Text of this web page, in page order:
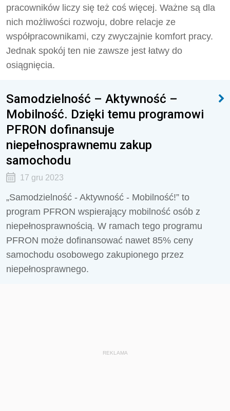
pracowników liczy się też coś więcej. Ważne są dla
nich możliwości rozwoju, dobre relacje ze
współpracownikami, czy zwyczajnie komfort pracy.
Jednak spokój ten nie zawsze jest łatwy do
osiągnięcia.
Samodzielność – Aktywność –
Mobilność. Dzięki temu programowi
PFRON dofinansuje
niepełnosprawnemu zakup
samochodu
17 gru 2023
„Samodzielność - Aktywność - Mobilność!” to
program PFRON wspierający mobilność osób z
niepełnosprawnością. W ramach tego programu
PFRON może dofinansować nawet 85% ceny
samochodu osobowego zakupionego przez
niepełnosprawnego.
REKLAMA